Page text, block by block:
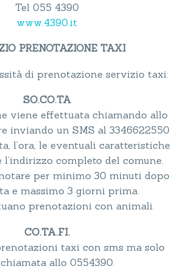
Tel 055 4390
www.4390.it
PRENOTAZIONE TAXI
di prenotazione servizio taxi:
SO.CO.TA
viene effettuata chiamando allo
inviando un SMS al 3346622550
l’ora, le eventuali caratteristiche
completo del comune.
per minimo 30 minuti dopo
e massimo 3 giorni prima.
prenotazioni con animali.
CO.TA.FI.
taxi con sms ma solo
allo 0554390.